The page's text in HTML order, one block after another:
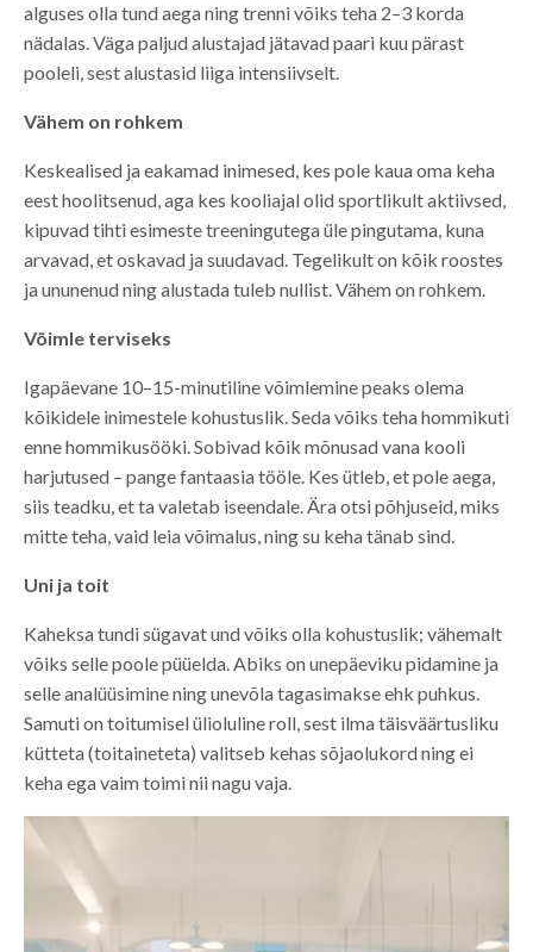
alguses olla tund aega ning trenni võiks teha 2–3 korda
nädalas. Väga paljud alustajad jätavad paari kuu pärast
pooleli, sest alustasid liiga intensiivselt.
Vähem on rohkem
Keskealised ja eakamad inimesed, kes pole kaua oma keha
eest hoolitsenud, aga kes kooliajal olid sportlikult aktiivsed,
kipuvad tihti esimeste treeningutega üle pingutama, kuna
arvavad, et oskavad ja suudavad. Tegelikult on kõik roostes
ja ununenud ning alustada tuleb nullist. Vähem on rohkem.
Võimle terviseks
Igapäevane 10–15-minutiline võimlemine peaks olema
kõikidele inimestele kohustuslik. Seda võiks teha hommikuti
enne hommikusööki. Sobivad kõik mõnusad vana kooli
harjutused – pange fantaasia tööle. Kes ütleb, et pole aega,
siis teadku, et ta valetab iseendale. Ära otsi põhjuseid, miks
mitte teha, vaid leia võimalus, ning su keha tänab sind.
Uni ja toit
Kaheksa tundi sügavat und võiks olla kohustuslik; vähemalt
võiks selle poole püüelda. Abiks on unepäeviku pidamine ja
selle analüüsimine ning unevõla tagasimakse ehk puhkus.
Samuti on toitumisel ülioluline roll, sest ilma täisväärtusliku
kütteta (toitaineteta) valitseb kehas sõjaolukord ning ei
keha ega vaim toimi nii nagu vaja.